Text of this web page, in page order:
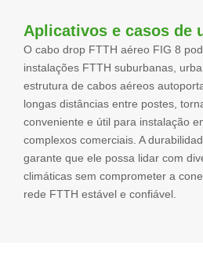
Aplicativos e casos de
O cabo drop FTTH aéreo FIG 8
instalações FTTH suburbanas,
estrutura de cabos aéreos
longas distâncias entre postes,
conveniente e útil para instalação
complexos comerciais. A
garante que ele possa lidar com
climáticas sem comprometer a
rede FTTH estável e confiável.